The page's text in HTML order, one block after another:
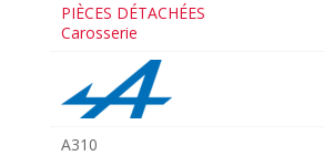
PIÈCES DÉTACHÉES
Carosserie
A310